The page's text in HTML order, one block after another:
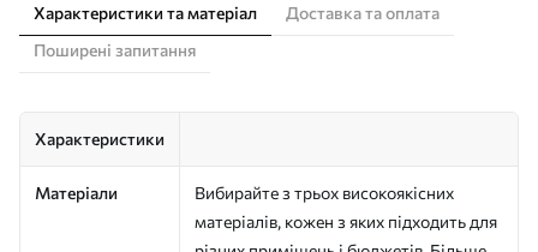
Характеристики та матеріал
Доставка та оплата
Поширені запитання
Характеристики
Матеріали
Вибирайте з трьох високоякісних
матеріалів, кожен з яких підходить для